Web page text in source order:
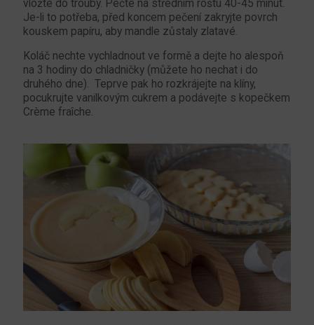
vložte do trouby. Pečte na středním roštu 40-45 minut.
Je-li to potřeba, před koncem pečení zakryjte povrch
kouskem papíru, aby mandle zůstaly zlatavé.
Koláč nechte vychladnout ve formě a dejte ho alespoň
na 3 hodiny do chladničky (můžete ho nechat i do
druhého dne). Teprve pak ho rozkrájejte na klíny,
pocukrujte vanilkovým cukrem a podávejte s kopečkem
Crème fraîche.